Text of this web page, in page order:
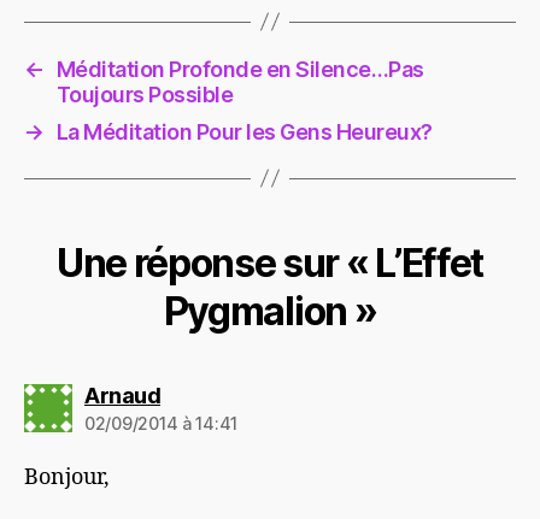
←
Méditation Profonde en Silence…Pas
Toujours Possible
→
La Méditation Pour les Gens Heureux?
Une réponse sur « L’Effet
Pygmalion »
Arnauddit :
02/09/2014 à 14:41
Bonjour,